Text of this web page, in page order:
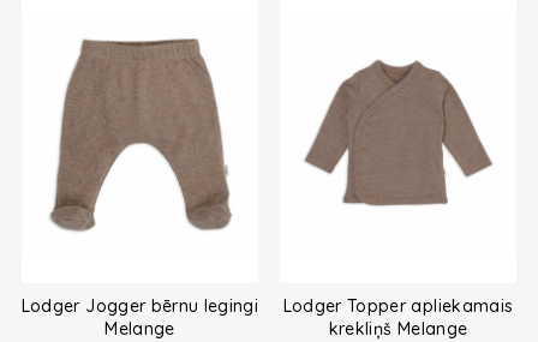
Lodger Jogger bērnu legingi
Melange
Lodger Topper apliekamais
krekliņš Melange